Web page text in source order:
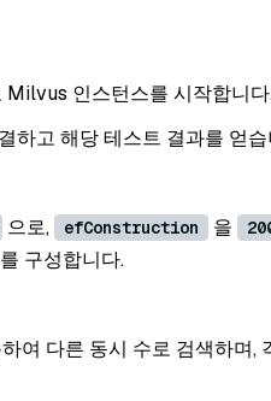
Milvus 인스턴스를 시작합니
하고 해당 테스트 결과를 얻습
으로, efConstruction 을
구성합니다.
여 다른 동시 수로 검색하며,